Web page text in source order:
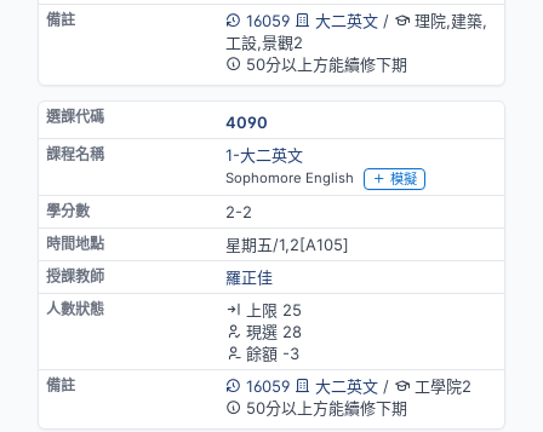
16059
大二英文/
理院,建築,
工設,景觀2
50分以上方能續修下期
4090
1-大二英文
Sophomore English 模擬
2-2
星期五/1,2[A105]
羅正佳
上限 25
現選 28
餘額 -3
16059
大二英文/
工學院2
50分以上方能續修下期